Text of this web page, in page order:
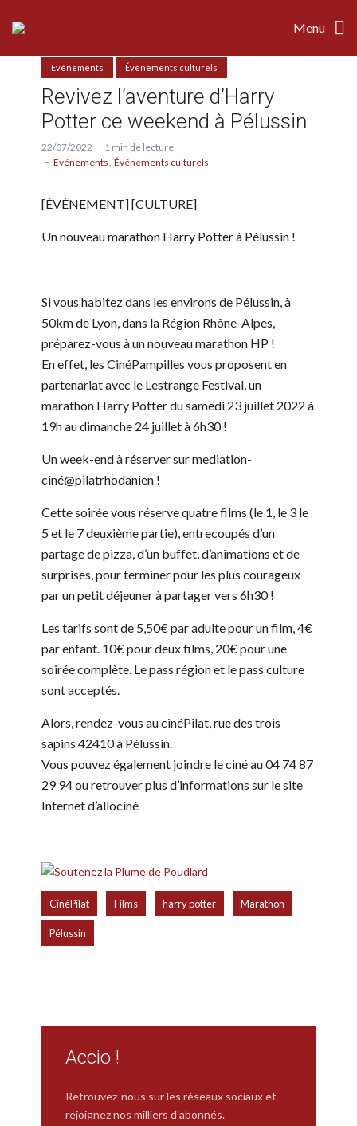
Menu
Evénements Événements culturels
Revivez l’aventure d’Harry
Potter ce weekend à Pélussin
22/07/2022
1 min de lecture
Evénements Événements culturels
[ÉVÈNEMENT] [CULTURE]
Un nouveau marathon Harry Potter à Pélussin !
Si vous habitez dans les environs de Pélussin, à
50km de Lyon, dans la Région Rhône-Alpes,
préparez-vous à un nouveau marathon HP !
En effet, les CinéPampilles vous proposent en
partenariat avec le Lestrange Festival, un
marathon Harry Potter du samedi 23 juillet 2022 à
19h au dimanche 24 juillet à 6h30 !
Un week-end à réserver sur mediation-
ciné@pilatrhodanien !
Cette soirée vous réserve quatre films (le 1, le 3 le
5 et le 7 deuxième partie), entrecoupés d’un
partage de pizza, d’un buffet, d’animations et de
surprises, pour terminer pour les plus courageux
par un petit déjeuner à partager vers 6h30 !
Les tarifs sont de 5,50€ par adulte pour un film, 4€
par enfant. 10€ pour deux films, 20€ pour une
soirée complète. Le pass région et le pass culture
sont acceptés.
Alors, rendez-vous au cinéPilat, rue des trois
sapins 42410 à Pélussin.
Vous pouvez également joindre le ciné au 04 74 87
29 94 ou retrouver plus d’informations sur le site
Internet d’allociné
CinéPilat Films harry potter Marathon
Pélussin
Accio !
Retrouvez-nous sur les réseaux sociaux et
rejoignez nos milliers d'abonnés.